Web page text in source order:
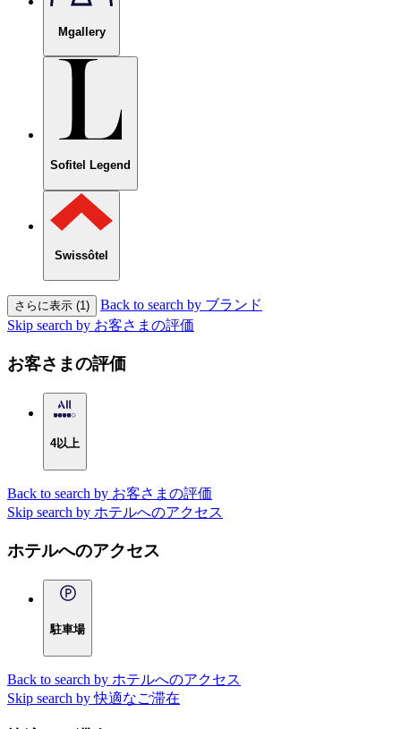
Mgallery
Sofitel Legend
Swissôtel
さらに表示 (1)
Back to search by ブランド
Skip search by お客さまの評価
お客さまの評価
4以上
Back to search by お客さまの評価
Skip search by ホテルへのアクセス
ホテルへのアクセス
駐車場
Back to search by ホテルへのアクセス
Skip search by 快適なご滞在